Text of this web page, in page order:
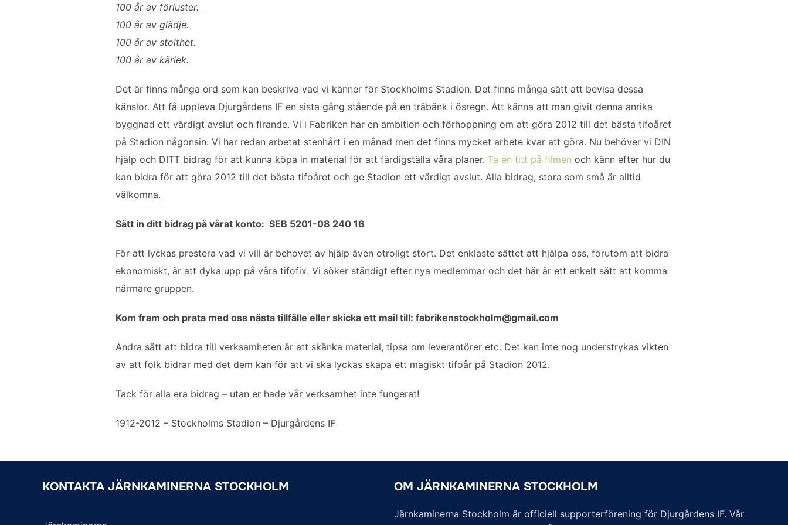
o
o
k
e
r
d
n
100 år av förluster.
100 år av glädje.
100 år av stolthet.
100 år av kärlek.
Det är finns många ord som kan beskriva vad vi känner för Stockholms Stadion. Det finns många sätt att bevisa dessa
känslor. Att få uppleva Djurgårdens IF en sista gång stående på en träbänk i ösregn. Att känna att man givit denna anrika
byggnad ett värdigt avslut och firande. Vi i Fabriken har en ambition och förhoppning om att göra 2012 till det bästa tifoåret
på Stadion någonsin. Vi har redan arbetat stenhårt i en månad men det finns mycket arbete kvar att göra. Nu behöver vi DIN
hjälp och DITT bidrag för att kunna köpa in material för att färdigställa våra planer. Ta en titt på filmen och känn efter hur du
kan bidra för att göra 2012 till det bästa tifoåret och ge Stadion ett värdigt avslut. Alla bidrag, stora som små är alltid
välkomna.
Sätt in ditt bidrag på vårat konto: SEB 5201-08 240 16
För att lyckas prestera vad vi vill är behovet av hjälp även otroligt stort. Det enklaste sättet att hjälpa oss, förutom att bidra
ekonomiskt, är att dyka upp på våra tifofix. Vi söker ständigt efter nya medlemmar och det här är ett enkelt sätt att komma
närmare gruppen.
Kom fram och prata med oss nästa tillfälle eller skicka ett mail till: fabrikenstockholm@gmail.com
Andra sätt att bidra till verksamheten är att skänka material, tipsa om leverantörer etc. Det kan inte nog understrykas vikten
av att folk bidrar med det dem kan för att vi ska lyckas skapa ett magiskt tifoår på Stadion 2012.
Tack för alla era bidrag – utan er hade vår verksamhet inte fungerat!
1912-2012 – Stockholms Stadion – Djurgårdens IF
KONTAKTA JÄRNKAMINERNA STOCKHOLM OM JÄRNKAMINERNA STOCKHOLM
Järnkaminerna Stockholm är officiell supporterförening för Djurgårdens IF. Vår